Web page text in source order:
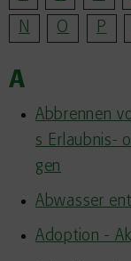
N
O P
A
Abbrennen
s Erlaubnis-
gen
Abwasser
Adoption -